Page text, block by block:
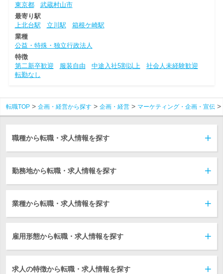
東京都
武蔵村山市
最寄り駅
上北台駅
立川駅
箱根ケ崎駅
業種
公益・特殊・独立行政法人
特徴
第二新卒歓迎
服装自由 中途入社5割以上
社会人未経験歓迎
転勤なし
転職TOP 企画・経営から探す 企画・経営 マーケティング・企画・宣伝
職種から転職・求人情報を探す
勤務地から転職・求人情報を探す
業種から転職・求人情報を探す
雇用形態から転職・求人情報を探す
求人の特徴から転職・求人情報を探す